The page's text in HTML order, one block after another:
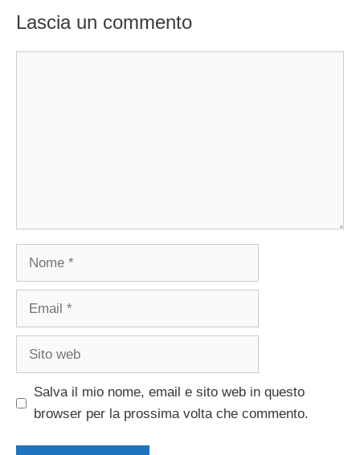
Lascia un commento
Nome
Email
Sito
Salva il mio nome, email e sito web in questo
browser per la prossima volta che commento.